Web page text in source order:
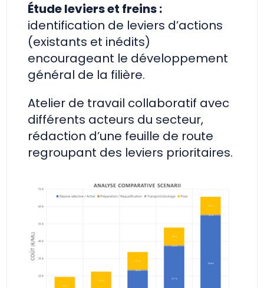
Étude leviers et freins :
identification de leviers d’actions
(existants et inédits)
encourageant le développement
général de la filière.
Atelier de travail collaboratif avec
différents acteurs du secteur,
rédaction d’une feuille de route
regroupant des leviers prioritaires.